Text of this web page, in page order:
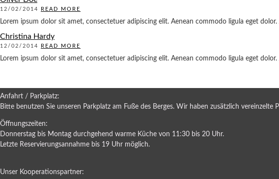
12/02/2014 READ MORE
Lorem ipsum dolor sit amet, consectetuer adipiscing elit. Aenean commodo ligula eget dolor.
Christina Hardy
12/02/2014 READ MORE
Lorem ipsum dolor sit amet, consectetuer adipiscing elit. Aenean commodo ligula eget dolor.
Anfahrt / Parkplatz:
Bitte benutzen Sie unseren Parkplatz am Fuße des Berges. Wir haben zusätzlich
Öffnungszeiten:
Donnerstag bis Montag durchgehend warme Küche von 11:30 bis 20 Uhr.
Letzte Reservierungsannahme bis 19 Uhr möglich.
Unser Kooperationspartner: